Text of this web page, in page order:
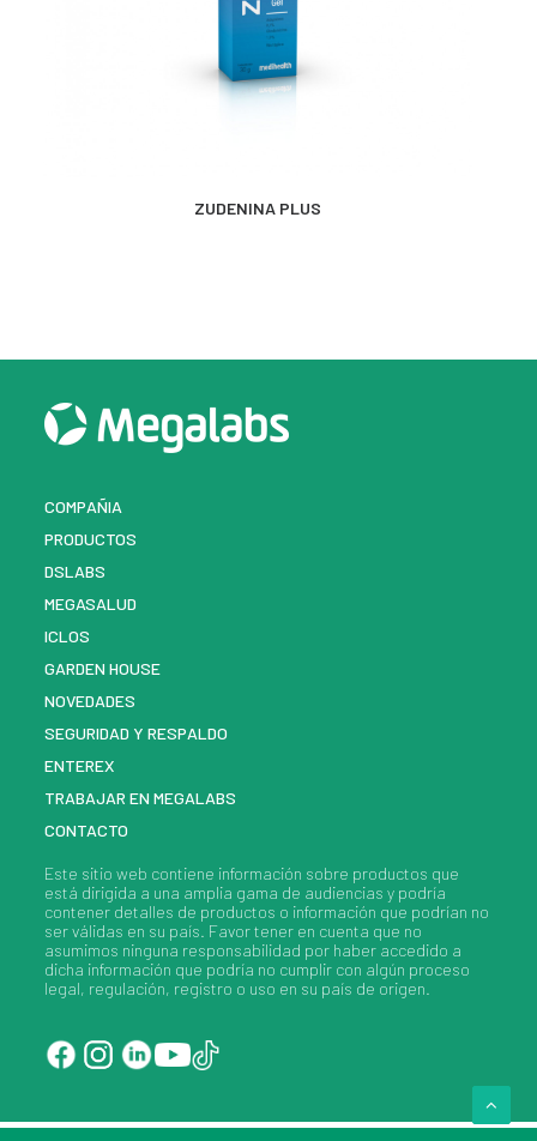
MÁS INFORMACIÓN
ZUDENINA PLUS
COMPAÑIA
PRODUCTOS
DSLABS
MEGASALUD
ICLOS
GARDEN HOUSE
NOVEDADES
SEGURIDAD Y RESPALDO
ENTEREX
TRABAJAR EN MEGALABS
CONTACTO
Este sitio web contiene información sobre productos que
está dirigida a una amplia gama de audiencias y podría
contener detalles de productos o información que podrían no
ser válidas en su país. Favor tener en cuenta que no
asumimos ninguna responsabilidad por haber accedido a
dicha información que podría no cumplir con algún proceso
legal, regulación, registro o uso en su país de origen.